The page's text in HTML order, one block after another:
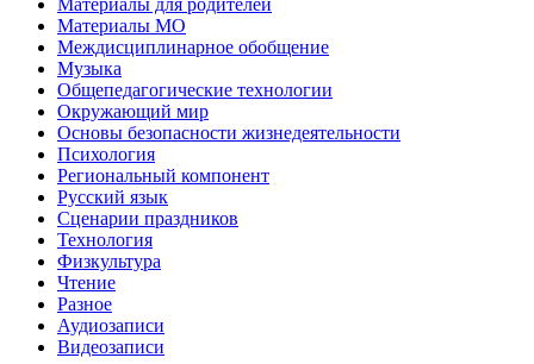
Материалы МО
Междисциплинарное обобщение
Музыка
Общепедагогические технологии
Окружающий мир
Основы безопасности жизнедеятельности
Психология
Региональный компонент
Русский язык
Сценарии праздников
Технология
Физкультура
Чтение
Разное
Аудиозаписи
Видеозаписи